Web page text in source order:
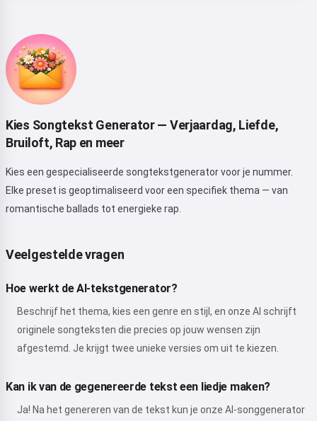
Kies Songtekst Generator — Verjaardag, Liefde,
Bruiloft, Rap en meer
Kies een gespecialiseerde songtekstgenerator voor je nummer.
Elke preset is geoptimaliseerd voor een specifiek thema — van
romantische ballads tot energieke rap.
Veelgestelde vragen
Hoe werkt de AI-tekstgenerator?
Beschrijf het thema, kies een genre en stijl, en onze AI schrijft
originele songteksten die precies op jouw wensen zijn
afgestemd. Je krijgt twee unieke versies om uit te kiezen.
Kan ik van de gegenereerde tekst een liedje maken?
Ja! Na het genereren van de tekst kun je onze AI-songgenerator